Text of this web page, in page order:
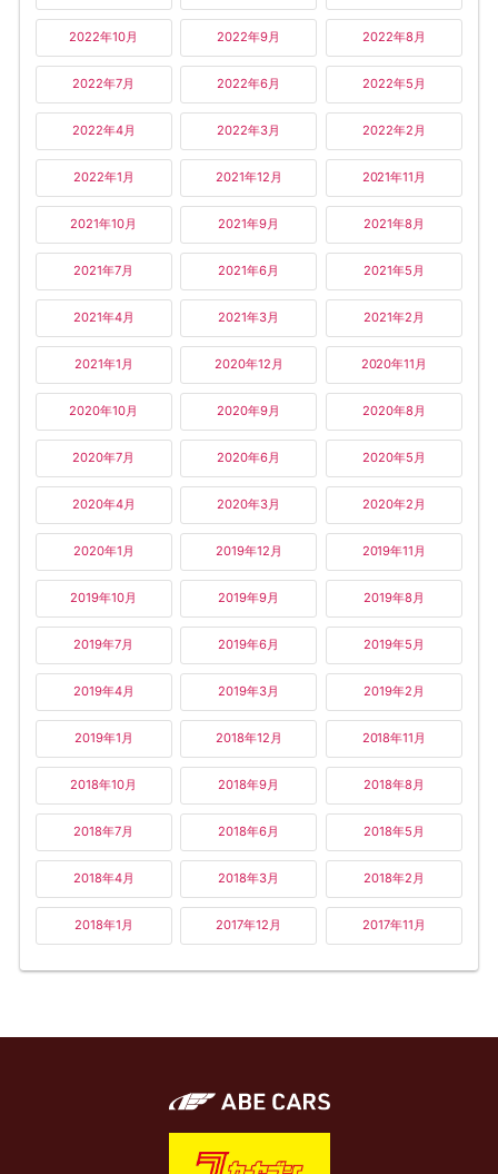
2022年10月 2022年9月 2022年8月
2022年7月 2022年6月 2022年5月
2022年4月 2022年3月 2022年2月
2022年1月 2021年12月 2021年11月
2021年10月 2021年9月 2021年8月
2021年7月 2021年6月 2021年5月
2021年4月 2021年3月 2021年2月
2021年1月 2020年12月 2020年11月
2020年10月 2020年9月 2020年8月
2020年7月 2020年6月 2020年5月
2020年4月 2020年3月 2020年2月
2020年1月 2019年12月 2019年11月
2019年10月 2019年9月 2019年8月
2019年7月 2019年6月 2019年5月
2019年4月 2019年3月 2019年2月
2019年1月 2018年12月 2018年11月
2018年10月 2018年9月 2018年8月
2018年7月 2018年6月 2018年5月
2018年4月 2018年3月 2018年2月
2018年1月 2017年12月 2017年11月